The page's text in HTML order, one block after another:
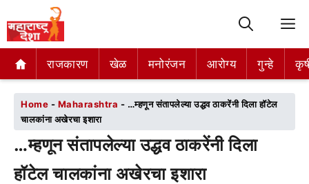
राजकारण खेळ मनोरंजन आरोग्य गुन्हे
राजकारण खेळ मनोरंजन आरोग्य गुन्हे
Home - Maharashtra - …म्हणून संतापलेल्या उद्धव ठाकरेंनी दिला हॉटेल
चालकांना अखेरचा इशारा
…म्हणून संतापलेल्या उद्धव ठाकरेंनी दिला
हॉटेल चालकांना अखेरचा इशारा